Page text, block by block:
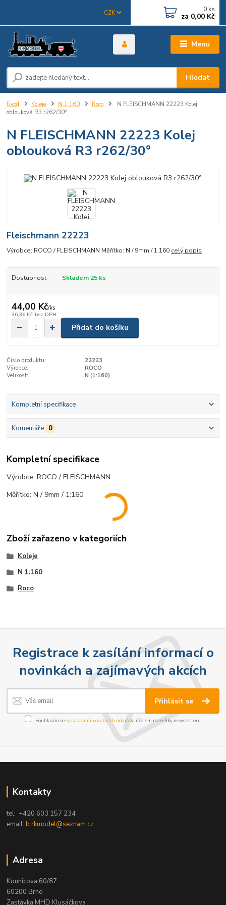
Menu
CZK
Hledat
0 ks
za 0,00 Kč
Úvod Koleje N 1:160 Roco
N FLEISCHMANN 22223 Kolej
oblouková R3 r262/30°
N FLEISCHMANN 22223 Kolej
oblouková R3 r262/30°
Fleischmann 22223
Výrobce: ROCO / FLEISCHMANN Měřítko: N / 9mm / 1:160 celý popis
Dostupnost Skladem 25 ks
44,00 Kč/ks
36,36 Kč bez DPH
Přidat do košíku
Číslo produktu:
22223
Výrobce:
ROCO
Velikost:
N (1:160)
Kompletní specifikace
Komentáře 0
Kompletní specifikace
Výrobce: ROCO / FLEISCHMANN
Měřítko: N / 9mm / 1:160
Zboží zařazeno v kategoriích
Koleje
N 1:160
Roco
Registrace k zasílání informací o
novinkách a zajímavých akcích
Přihlásit se
Souhlasím se zpracováním osobních údajůza účelem rozesílky newsletteru.
Kontakty
tel: +420 603 157 234
email:b.rkmodel@seznam.cz
Adresa
Kounicova 60/87
60200 Brno
Zastávka MHD Klusáčkova